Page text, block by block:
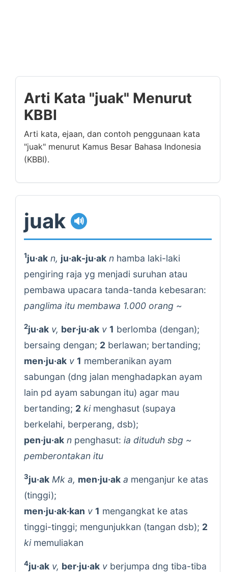
Arti Kata "juak" Menurut
KBBI
Arti kata, ejaan, dan contoh penggunaan kata
"juak" menurut Kamus Besar Bahasa Indonesia
(KBBI).
juak 🔊
1ju·ak n, ju·ak-ju·ak n hamba laki-laki
pengiring raja yg menjadi suruhan atau
pembawa upacara tanda-tanda kebesaran:
panglima itu membawa 1.000 orang ~
2ju·ak v, ber·ju·ak v 1 berlomba (dengan);
bersaing dengan; 2 berlawan; bertanding;
men·ju·ak v 1 memberanikan ayam
sabungan (dng jalan menghadapkan ayam
lain pd ayam sabungan itu) agar mau
bertanding; 2 kimenghasut (supaya
berkelahi, berperang, dsb);
pen·ju·ak n penghasut: ia dituduh sbg ~
pemberontakan itu
3ju·ak Mk a, men·ju·ak a menganjur ke atas
(tinggi);
men·ju·ak·kan v 1 mengangkat ke atas
tinggi-tinggi; mengunjukkan (tangan dsb); 2
kimemuliakan
4ju·ak v, ber·ju·ak v berjumpa dng tiba-tiba